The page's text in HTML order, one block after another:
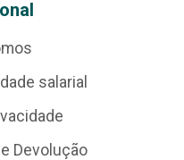
salarial
Devolução